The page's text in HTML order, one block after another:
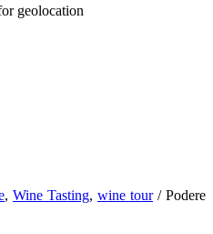
geolocation
, Wine Tasting, wine tour / Podere